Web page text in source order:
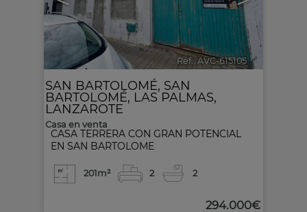
Ref.. AVC-615105 🔗
CASA TERRERA CON GRAN POTENCIAL
EN SAN BARTOLOME
SAN BARTOLOMÉ, SAN
BARTOLOMÉ, LAS PALMAS,
LANZAROTE
Casa en venta
201m² 2 2
294.000€